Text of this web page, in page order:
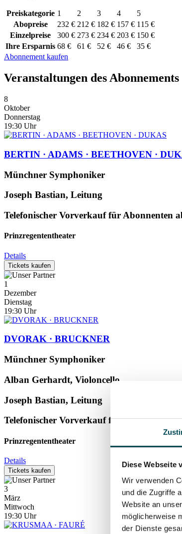
Diese Webseite
Wir verwenden
und die Zugriffe
Website an
möglicherweise
der Dienste
Preiskategorie 1 2 3 4
5
Abopreise
232 € 212 € 182 € 157 € 115 €
Einzelpreise
300 € 273 € 234 € 203 € 150 €
Ihre Ersparnis 68 € 61 € 52 € 46 €
35 €
Abonnement kaufen
Veranstaltungen des Abonnements
8
Oktober
Donnerstag
19:30 Uhr
BERTIN · ADAMS · BEETHOVEN ·
Münchner Symphoniker
Joseph Bastian, Leitung
Telefonischer Vorverkauf für Abonnenten
Prinzregententheater
Details
Tickets kaufen
1
Dezember
Dienstag
19:30 Uhr
DVORAK · BRUCKNER
Münchner Symphoniker
Alban Gerhardt, Violoncello
Joseph Bastian, Leitung
Telefonischer Vorverkauf für Abonnenten
Prinzregententheater
Details
Tickets kaufen
3
März
Mittwoch
19:30 Uhr